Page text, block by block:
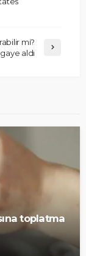
mi?
aldı
toplatma